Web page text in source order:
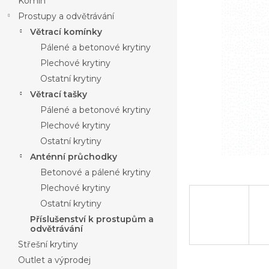
Prostupy a odvětrávání
Větrací komínky
Pálené a betonové krytiny
Plechové krytiny
Ostatní krytiny
Větrací tašky
Pálené a betonové krytiny
Plechové krytiny
Ostatní krytiny
Anténní průchodky
Betonové a pálené krytiny
Plechové krytiny
Ostatní krytiny
Příslušenství k prostupům a
odvětrávání
Střešní krytiny
Outlet a výprodej